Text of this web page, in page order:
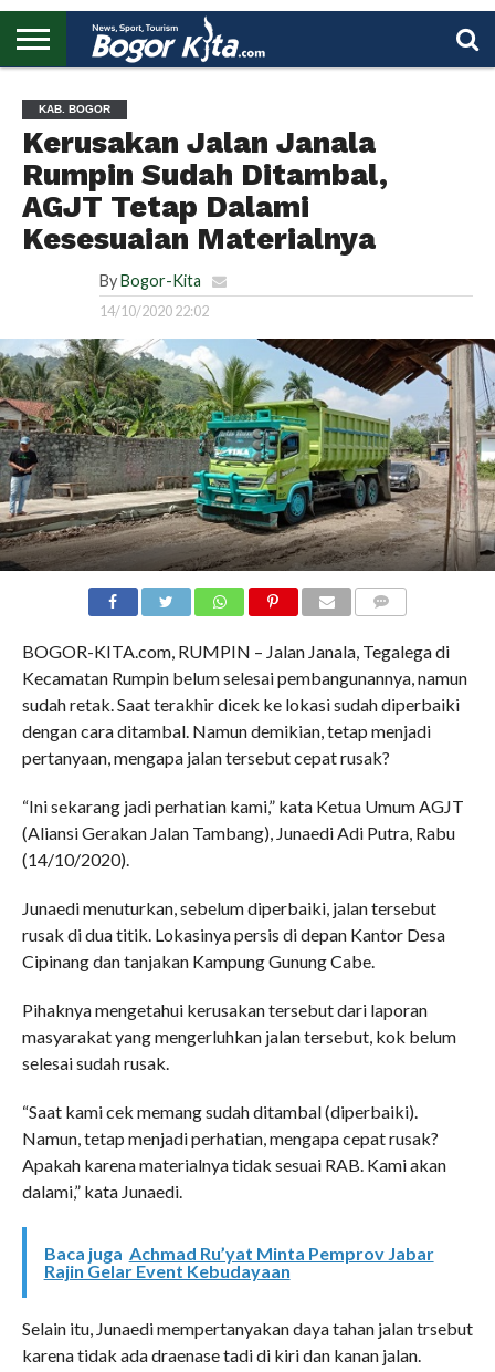
UTAMA
KAB. BOGOR
Kerusakan Jalan Janala
Rumpin Sudah Ditambal,
AGJT Tetap Dalami
Kesesuaian Materialnya
By Bogor-Kita
14/10/2020 22:02
BOGOR-KITA.com, RUMPIN – Jalan Janala, Tegalega di
Kecamatan Rumpin belum selesai pembangunannya, namun
sudah retak. Saat terakhir dicek ke lokasi sudah diperbaiki
dengan cara ditambal. Namun demikian, tetap menjadi
pertanyaan, mengapa jalan tersebut cepat rusak?
“Ini sekarang jadi perhatian kami,” kata Ketua Umum AGJT
(Aliansi Gerakan Jalan Tambang), Junaedi Adi Putra, Rabu
(14/10/2020).
Junaedi menuturkan, sebelum diperbaiki, jalan tersebut
rusak di dua titik. Lokasinya persis di depan Kantor Desa
Cipinang dan tanjakan Kampung Gunung Cabe.
Pihaknya mengetahui kerusakan tersebut dari laporan
masyarakat yang mengerluhkan jalan tersebut, kok belum
selesai sudah rusak.
“Saat kami cek memang sudah ditambal (diperbaiki).
Namun, tetap menjadi perhatian, mengapa cepat rusak?
Apakah karena materialnya tidak sesuai RAB. Kami akan
dalami,” kata Junaedi.
Baca juga Achmad Ru’yat Minta Pemprov Jabar
Rajin Gelar Event Kebudayaan
Selain itu, Junaedi mempertanyakan daya tahan jalan trsebut
karena tidak ada draenase tadi di kiri dan kanan jalan.